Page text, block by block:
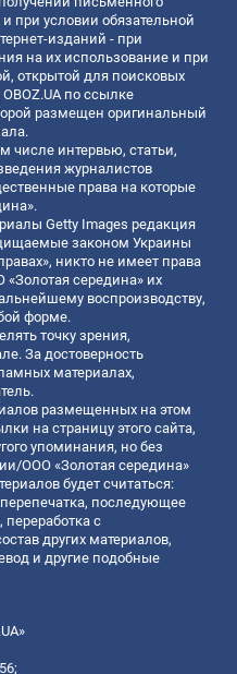
при условии обязательной
изданий - при
на их использование и при
открытой для поисковых
по ссылке
размещен оригинальный
числе интервью, статьи,
журналистов
права на которые
Getty Images редакция
законом Украины
никто не имеет права
середина» их
воспроизводству,
форме.
точку зрения,
За достоверность
материалах,
размещенных на этом
на страницу этого сайта,
упоминания, но без
ООО «Золотая середина»
будет считаться:
последующее
с
других материалов,
и другие подобные